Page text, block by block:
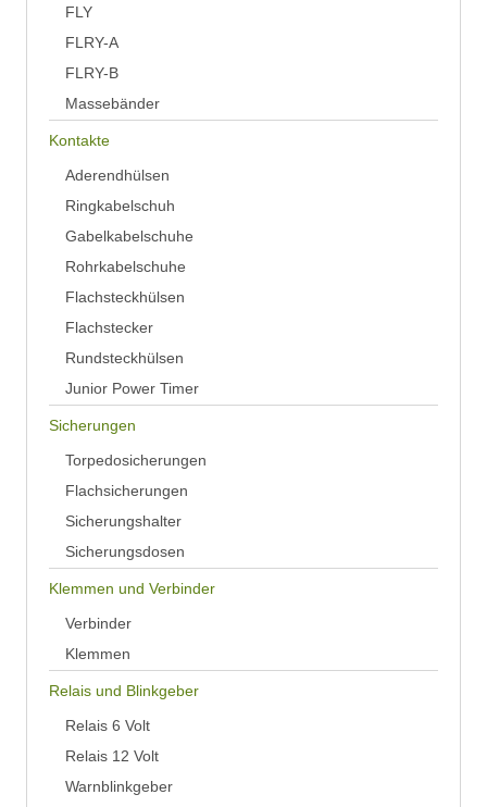
FLY
FLRY-A
FLRY-B
Massebänder
Kontakte
Aderendhülsen
Ringkabelschuh
Gabelkabelschuhe
Rohrkabelschuhe
Flachsteckhülsen
Flachstecker
Rundsteckhülsen
Junior Power Timer
Sicherungen
Torpedosicherungen
Flachsicherungen
Sicherungshalter
Sicherungsdosen
Klemmen und Verbinder
Verbinder
Klemmen
Relais und Blinkgeber
Relais 6 Volt
Relais 12 Volt
Warnblinkgeber